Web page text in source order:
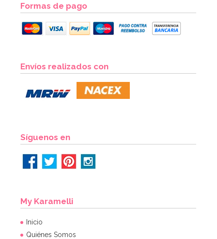
Formas de pago
Envíos realizados con
Síguenos en
My Karamelli
Inicio
Quiénes Somos